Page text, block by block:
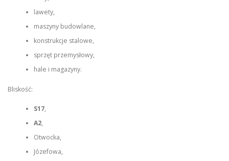
lawety,
maszyny budowlane,
konstrukcje stalowe,
sprzęt przemysłowy,
hale i magazyny.
Bliskość:
S17,
A2,
Otwocka,
Józefowa,